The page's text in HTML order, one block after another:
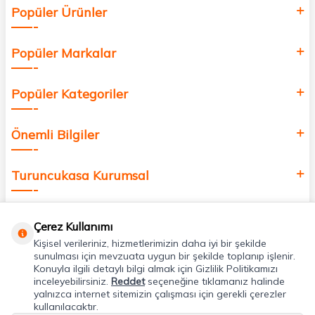
değer katmak için bize katılın!
Popüler Ürünler
Popüler Markalar
Popüler Kategoriler
Önemli Bilgiler
Turuncukasa Kurumsal
Uygulamalarımız
Adres & İletişim
Çerez Kullanımı
Kişisel verileriniz, hizmetlerimizin daha iyi bir şekilde
sunulması için mevzuata uygun bir şekilde toplanıp işlenir.
Konuyla ilgili detaylı bilgi almak için Gizlilik Politikamızı
inceleyebilirsiniz. Reddetseçeneğine tıklamanız halinde
yalnızca internet sitemizin çalışması için gerekli çerezler
kullanılacaktır.